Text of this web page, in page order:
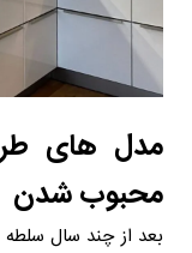
مدل های
محبوب شدن
بعد از چند سال